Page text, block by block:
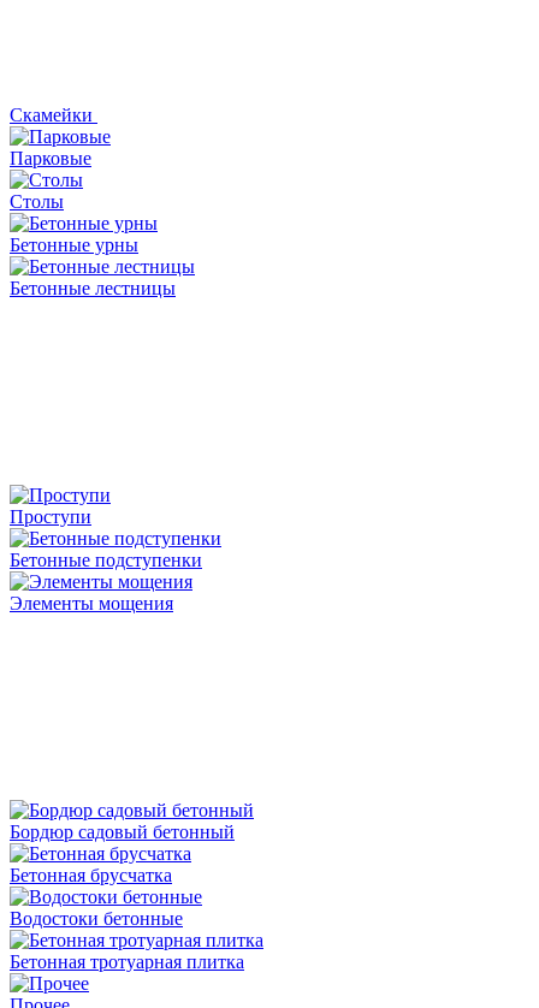
Скамейки
Парковые
Столы
Бетонные урны
Бетонные лестницы
Проступи
Бетонные подступенки
Элементы мощения
Бордюр садовый бетонный
Бетонная брусчатка
Водостоки бетонные
Бетонная тротуарная плитка